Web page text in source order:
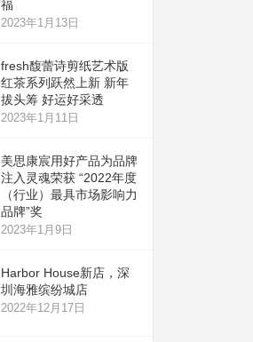
福
2023年1月13日
fresh馥蕾诗剪纸艺术版
红茶系列跃然上新 新年
拔头筹 好运好采透
2023年1月11日
美思康宸用好产品为品牌
注入灵魂荣获 “2022年度
（行业）最具市场影响力
品牌”奖
2023年1月9日
Harbor House新店，深
圳海雅缤纷城店
2022年12月17日